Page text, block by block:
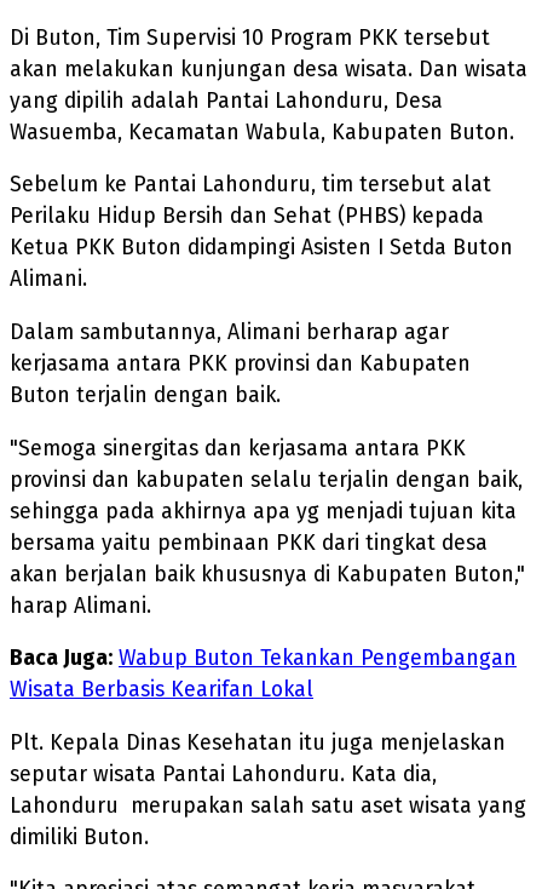
Di Buton, Tim Supervisi 10 Program PKK tersebut
akan melakukan kunjungan desa wisata. Dan wisata
yang dipilih adalah Pantai Lahonduru, Desa
Wasuemba, Kecamatan Wabula, Kabupaten Buton.
Sebelum ke Pantai Lahonduru, tim tersebut alat
Perilaku Hidup Bersih dan Sehat (PHBS) kepada
Ketua PKK Buton didampingi Asisten I Setda Buton
Alimani.
Dalam sambutannya, Alimani berharap agar
kerjasama antara PKK provinsi dan Kabupaten
Buton terjalin dengan baik.
"Semoga sinergitas dan kerjasama antara PKK
provinsi dan kabupaten selalu terjalin dengan baik,
sehingga pada akhirnya apa yg menjadi tujuan kita
bersama yaitu pembinaan PKK dari tingkat desa
akan berjalan baik khususnya di Kabupaten Buton,"
harap Alimani.
Baca Juga: Wabup Buton Tekankan Pengembangan
Wisata Berbasis Kearifan Lokal
Plt. Kepala Dinas Kesehatan itu juga menjelaskan
seputar wisata Pantai Lahonduru. Kata dia,
Lahonduru merupakan salah satu aset wisata yang
dimiliki Buton.